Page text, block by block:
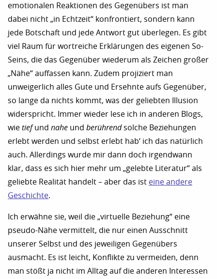
emotionalen Reaktionen des Gegenübers ist man
dabei nicht „in Echtzeit“ konfrontiert, sondern kann
jede Botschaft und jede Antwort gut überlegen. Es gibt
viel Raum für wortreiche Erklärungen des eigenen So-
Seins, die das Gegenüber wiederum als Zeichen großer
„Nähe“ auffassen kann. Zudem projiziert man
unweigerlich alles Gute und Ersehnte aufs Gegenüber,
so lange da nichts kommt, was der geliebten Illusion
widerspricht. Immer wieder lese ich in anderen Blogs,
wie tiefund nahe und berührendsolche Beziehungen
erlebt werden und selbst erlebt hab‘ ich das natürlich
auch. Allerdings wurde mir dann doch irgendwann
klar, dass es sich hier mehr um „gelebte Literatur“ als
geliebte Realität handelt – aber das ist eine andere
Geschichte.
Ich erwähne sie, weil die „virtuelle Beziehung“ eine
pseudo-Nähe vermittelt, die nur einen Ausschnitt
unserer Selbst und des jeweiligen Gegenübers
ausmacht. Es ist leicht, Konflikte zu vermeiden, denn
man stößt ja nicht im Alltag auf die anderen Interessen